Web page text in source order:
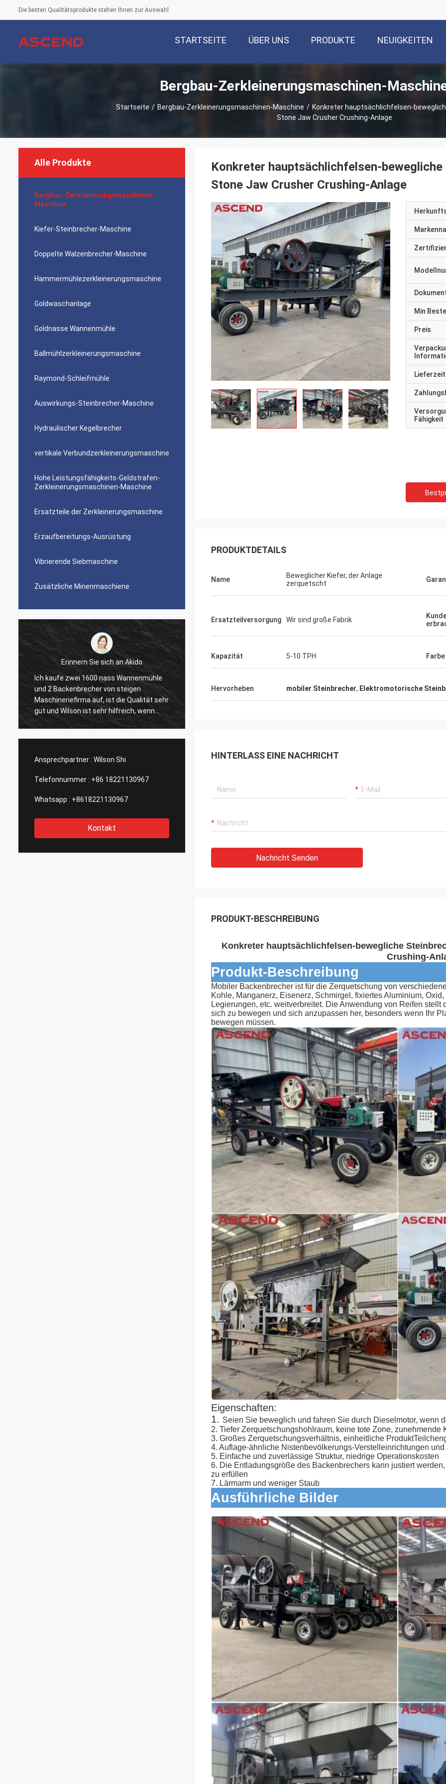
Die besten Qualitätsprodukte stehen Ihnen zur Auswahl
STARTSEITE ÜBER UNS PRODUKTE NEUIGKEITEN
Bergbau-Zerkleinerungsmaschinen-
Startseite / Bergbau-Zerkleinerungsmaschinen-Maschine / Konkreter hauptsächlichfelsen-
Stone Jaw Crusher Crushing-Anlage
Alle Produkte
Bergbau-Zerkleinerungsmaschinen-
Maschine
Kiefer-Steinbrecher-Maschine
Doppelte Walzenbrecher-Maschine
Hammermühlezerkleinerungsmaschine
Goldwaschanlage
Goldnasse Wannenmühle
Ballmühlzerkleinerungsmaschine
Raymond-Schleifmühle
Auswirkungs-Steinbrecher-Maschine
Hydraulischer Kegelbrecher
vertikale Verbundzerkleinerungsmaschine
Hohe Leistungsfähigkeits-Geldstrafen-
Zerkleinerungsmaschinen-Maschine
Ersatzteile der Zerkleinerungsmaschine
Erzaufbereitungs-Ausrüstung
Vibrierende Siebmaschine
Zusätzliche Minenmaschiene
Jose Anthony
Steigen Firma erbrachte mir guten
Kundendienst, nachdem sie ihre
GoldErzaufbereitungsanlage gekauft hat,
die-, ist wichtig zu mir, wird betrachten,
um die zweite Anlage zu kaufen auf
Produkt, großartiger Preis und direktes
Verschiffen. Wir könnten nicht mit Henan
extrem schnell. Bestimmt, vorwärts
Ansprechpartner : Wilson Shi
Telefonnummer : +86 18221130967
Whatsapp : +8618221130967
Kontakt
Konkreter hauptsächlichfelsen-
Stone Jaw Crusher Crushing-Anlage
Min
Preis
Lieferzeit
Fähigkeit
PRODUKTDETAILS
Name
Beweglicher Kiefer, der Anlage
zerquetscht
Ersatzteilversorgung Wir sind große Fabrik
Kapazität 5-10 TPH Farbe
Hervorheben mobiler Steinbrecher, Elektromotorische
HINTERLASS EINE NACHRICHT
Nachricht Senden
PRODUKT-BESCHREIBUNG
Konkreter hauptsächlichfelsen-bewegliche
Crushing-
Produkt-Beschreibung
Mobiler Backenbrecher ist für die Zerquetschung von
Kohle, Manganerz, Eisenerz, Schmirgel, fixiertes Aluminium,
Legierungen, etc. weitverbreitet. Die Anwendung von Reifen
sich zu bewegen und sich anzupassen her, besonders wenn Ihr
bewegen müssen.
Eigenschaften:
1. Seien Sie beweglich und fahren Sie durch Dieselmotor, wenn
2. Tiefer Zerquetschungshohlraum, keine tote Zone, zunehmende
3. Großes Zerquetschungsverhältnis, einheitliche
4. Auflage-ähnliche Nistenbevölkerungs-Verstelleinrichtungen
5. Einfache und zuverlässige Struktur, niedrige Operationskosten
6. Die Entladungsgröße des Backenbrechers kann justiert
zu erfüllen
7. Lärmarm und weniger Staub
Ausführliche Bilder